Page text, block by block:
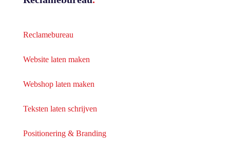
Reclamebureau
Website laten maken
Webshop laten maken
Teksten laten schrijven
Positionering & Branding